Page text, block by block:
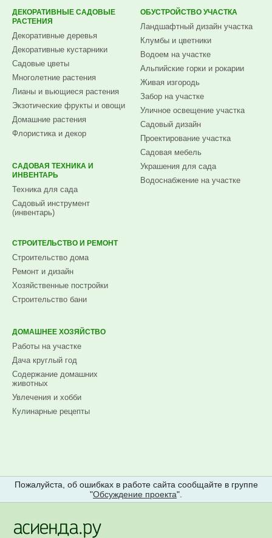
ДЕКОРАТИВНЫЕ САДОВЫЕ
РАСТЕНИЯ
Декоративные деревья
Декоративные кустарники
Садовые цветы
Многолетние растения
Лианы и вьющиеся растения
Экзотические фрукты и овощи
Домашние растения
Флористика и декор
САДОВАЯ ТЕХНИКА И
ИНВЕНТАРЬ
Техника для сада
Садовый инструмент
(инвентарь)
ОБУСТРОЙСТВО УЧАСТКА
Ландшафтный дизайн участка
Клумбы и цветники
Водоем на участке
Альпийские горки и рокарии
Живая изгородь
Забор на участке
Уличное освещение участка
Садовый дизайн
Проектирование участка
Садовая мебель
Украшения для сада
Водоснабжение на участке
СТРОИТЕЛЬСТВО И РЕМОНТ
Строительство дома
Ремонт и дизайн
Хозяйственные постройки
Строительство бани
ДОМАШНЕЕ ХОЗЯЙСТВО
Работы на участке
Дача круглый год
Содержание домашних
животных
Увлечения и хобби
Кулинарные рецепты
Пожалуйста, об ошибках в работе сайта сообщайте в группе
"Обсуждение проекта".